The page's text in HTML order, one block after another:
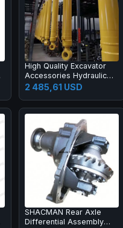
High Quality Excavator
Accessories Hydraulic
Liner Boom Arm Bucket
Cylinder Excavator
2 485,61 USD
SHACMAN Rear Axle
Differential Assembly